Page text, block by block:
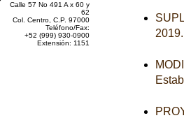
Calle 57 No 491 A x 60 y
62
Col. Centro, C.P. 97000
Teléfono/Fax:
+52 (999) 930-0900
Extensión: 1151